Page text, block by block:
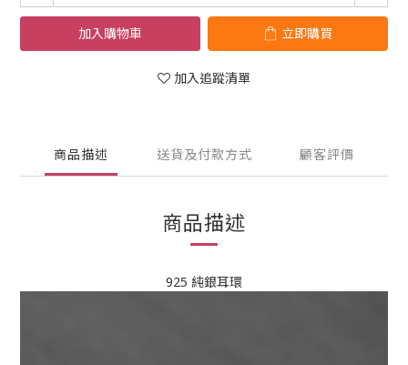
加入購物車 立即購買
加入追蹤清單
商品描述 送貨及付款方式 顧客評價
商品描述
925 純銀耳環